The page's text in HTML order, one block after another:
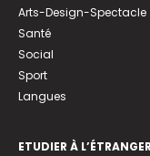
Arts-Design-Spectacle
Santé
Social
Sport
Langues
ETUDIER À L’ÉTRANGER